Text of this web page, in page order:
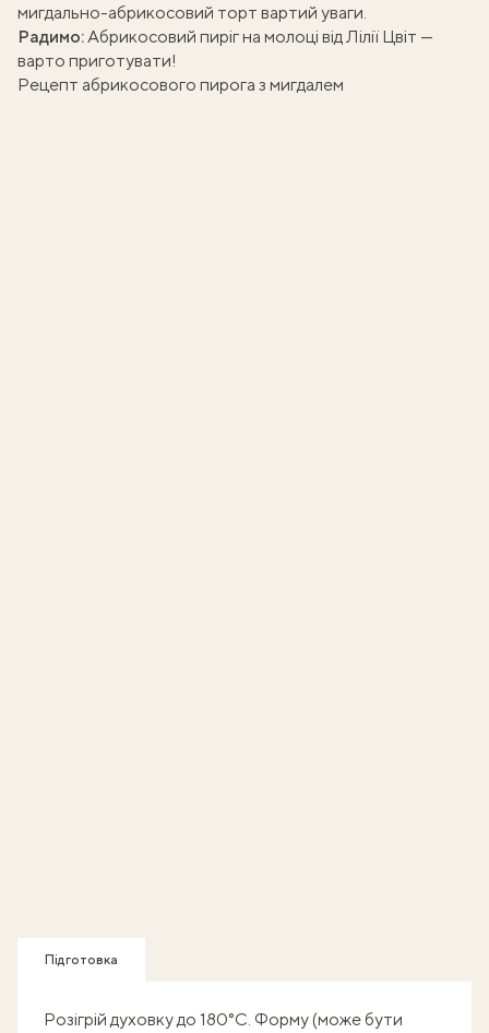
мигдально-абрикосовий торт вартий уваги.
Радимо:Абрикосовий пиріг на молоці від Лілії Цвіт —
варто приготувати!
Рецепт абрикосового пирога з мигдалем
Підготовка
Розігрій духовку до 180°C. Форму (може бути